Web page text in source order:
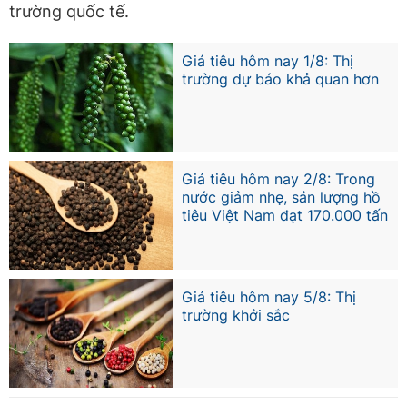
trường quốc tế.
Giá tiêu hôm nay 1/8: Thị
trường dự báo khả quan hơn
Giá tiêu hôm nay 2/8: Trong
nước giảm nhẹ, sản lượng hồ
tiêu Việt Nam đạt 170.000 tấn
Giá tiêu hôm nay 5/8: Thị
trường khởi sắc